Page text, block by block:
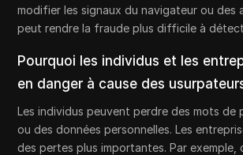
modifier les signaux du navigateur ou des
peut rendre la fraude plus difficile à
Pourquoi les individus et les
en danger à cause des
Les individus peuvent perdre des mots de
ou des données personnelles. Les
des pertes plus importantes. Par exemple,